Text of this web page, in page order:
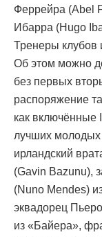
Феррейра (Abel
Ибарра (Hugo
Тренеры клубов
Об этом можно
без первых
распоряжение
как включённые
лучших молодых
ирландский
(Gavin Bazunu),
(Nuno Mendes)
эквадорец
из «Байера»,